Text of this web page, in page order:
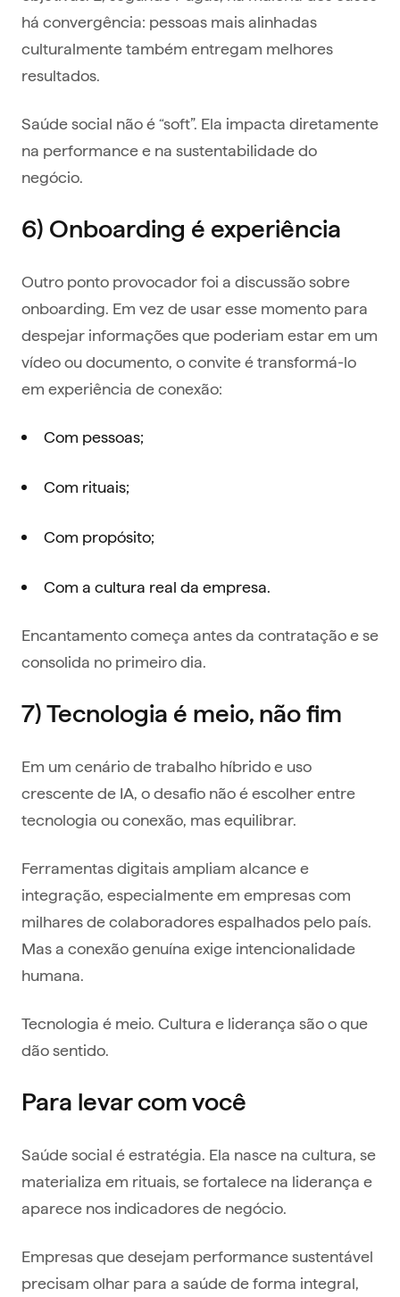
há convergência: pessoas mais alinhadas
culturalmente também entregam melhores
resultados.
Saúde social não é “soft”. Ela impacta diretamente
na performance e na sustentabilidade do
negócio.
6) Onboarding é experiência
Outro ponto provocador foi a discussão sobre
onboarding. Em vez de usar esse momento para
despejar informações que poderiam estar em um
vídeo ou documento, o convite é transformá-lo
em experiência de conexão:
Com pessoas;
Com rituais;
Com propósito;
Com a cultura real da empresa.
Encantamento começa antes da contratação e se
consolida no primeiro dia.
7) Tecnologia é meio, não fim
Em um cenário de trabalho híbrido e uso
crescente de IA, o desafio não é escolher entre
tecnologia ou conexão, mas equilibrar.
Ferramentas digitais ampliam alcance e
integração, especialmente em empresas com
milhares de colaboradores espalhados pelo país.
Mas a conexão genuína exige intencionalidade
humana.
Tecnologia é meio. Cultura e liderança são o que
dão sentido.
Para levar com você
Saúde social é estratégia. Ela nasce na cultura, se
materializa em rituais, se fortalece na liderança e
aparece nos indicadores de negócio.
Empresas que desejam performance sustentável
precisam olhar para a saúde de forma integral,